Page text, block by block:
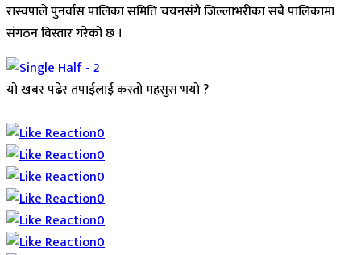
रास्वपाले पुनर्वास पालिका समिति चयनसंगै जिल्लाभरीका सबै पालिकामा
संगठन विस्तार गरेको छ ।
यो खबर पढेर तपाईलाई कस्तो महसुस भयो ?
0
0
0
0
0
0